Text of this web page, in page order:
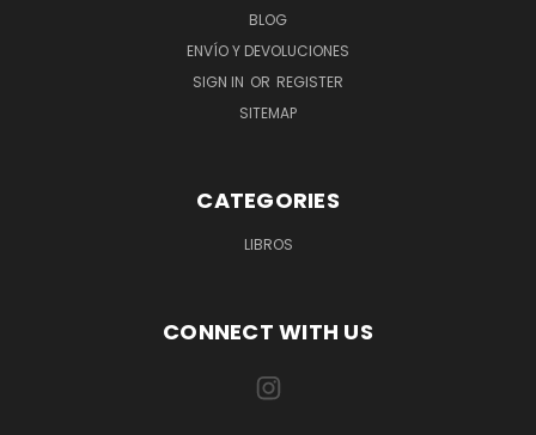
BLOG
ENVÍO Y DEVOLUCIONES
SIGN IN OR REGISTER
SITEMAP
CATEGORIES
LIBROS
CONNECT WITH US